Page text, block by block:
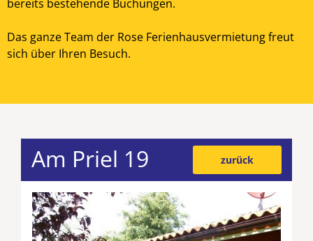
bereits bestehende Buchungen.
Das ganze Team der Rose Ferienhausvermietung freut
sich über Ihren Besuch.
Am Priel 19 zurück